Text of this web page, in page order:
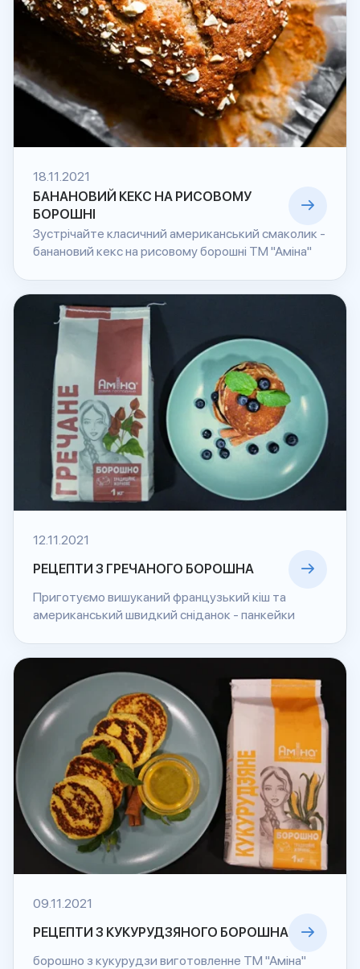
18.11.2021
БАНАНОВИЙ КЕКС НА РИСОВОМУ
БОРОШНІ
Зустрічайте класичний американський смаколик -
банановий кекс на рисовому борошні ТМ "Аміна"
12.11.2021
РЕЦЕПТИ З ГРЕЧАНОГО БОРОШНА
Приготуємо вишуканий французький кіш та
американський швидкий сніданок - панкейки
09.11.2021
РЕЦЕПТИ З КУКУРУДЗЯНОГО БОРОШНА
борошно з кукурудзи виготовленне ТМ "Аміна"